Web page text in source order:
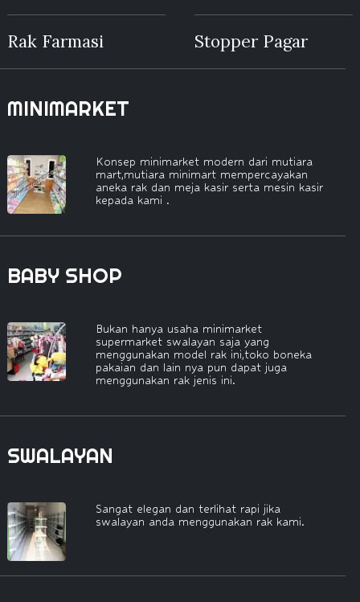
Rak Farmasi Stopper Pagar
MINIMARKET
Konsep minimarket modern dari mutiara
mart,mutiara minimart mempercayakan
aneka rak dan meja kasir serta mesin kasir
kepada kami .
BABY SHOP
Bukan hanya usaha minimarket
supermarket swalayan saja yang
menggunakan model rak ini,toko boneka
pakaian dan lain nya pun dapat juga
menggunakan rak jenis ini.
SWALAYAN
Sangat elegan dan terlihat rapi jika
swalayan anda menggunakan rak kami.